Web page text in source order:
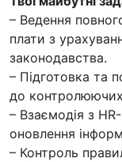
– Ведення
плати з
законодавства.
– Підготовка та
до контролюючих
– Взаємодія з
оновлення
– Контроль